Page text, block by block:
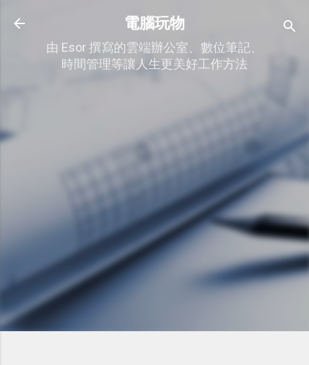
跳到主要內容
電腦玩物
由 Esor 撰寫的雲端辦公室、數位筆記、
時間管理等讓人生更美好工作方法